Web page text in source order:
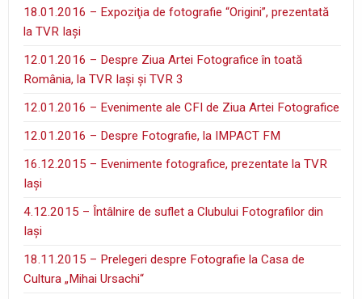
18.01.2016 – Expoziţia de fotografie “Origini”, prezentată
la TVR Iaşi
12.01.2016 – Despre Ziua Artei Fotografice în toată
România, la TVR Iaşi şi TVR 3
12.01.2016 – Evenimente ale CFI de Ziua Artei Fotografice
12.01.2016 – Despre Fotografie, la IMPACT FM
16.12.2015 – Evenimente fotografice, prezentate la TVR
Iaşi
4.12.2015 – Întâlnire de suflet a Clubului Fotografilor din
Iaşi
18.11.2015 – Prelegeri despre Fotografie la Casa de
Cultura „Mihai Ursachi“